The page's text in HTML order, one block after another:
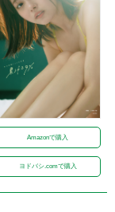
Amazonで購入
ヨドバシ.comで購入